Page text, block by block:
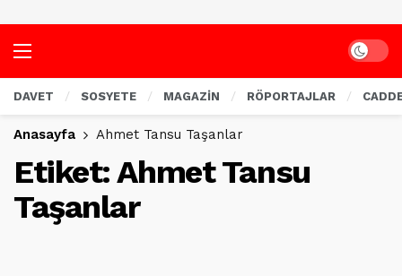
Dark
DAVET SOSYETE MAGAZİN RÖPORTAJLAR
Anasayfa Ahmet Tansu Taşanlar
Etiket:Ahmet Tansu
Taşanlar